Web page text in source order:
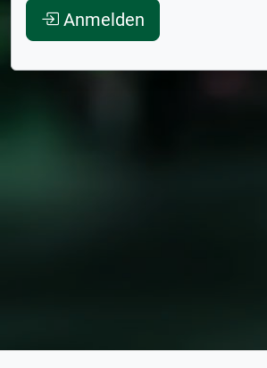
Anmelden